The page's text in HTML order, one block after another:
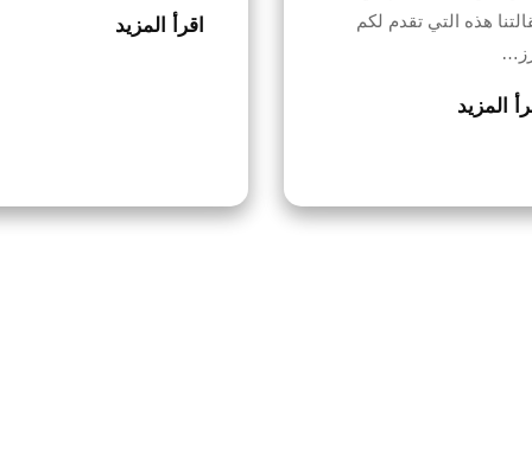
هذه التي تقدم لكم
المزيد
اقرأ المزيد